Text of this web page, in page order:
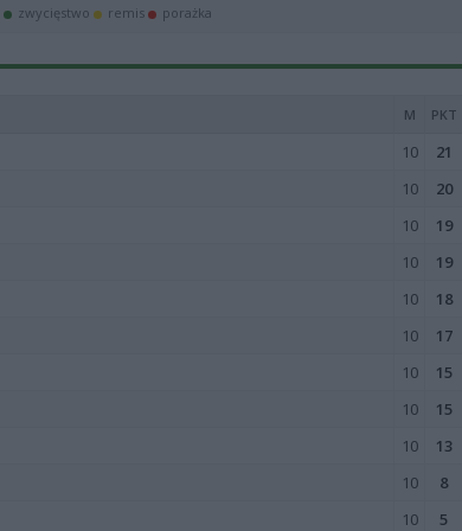
zwycięstwo remis porażka
M PKT
10 21
10 20
10 19
10 19
10 18
10 17
10 15
10 15
10 13
10 8
10 5